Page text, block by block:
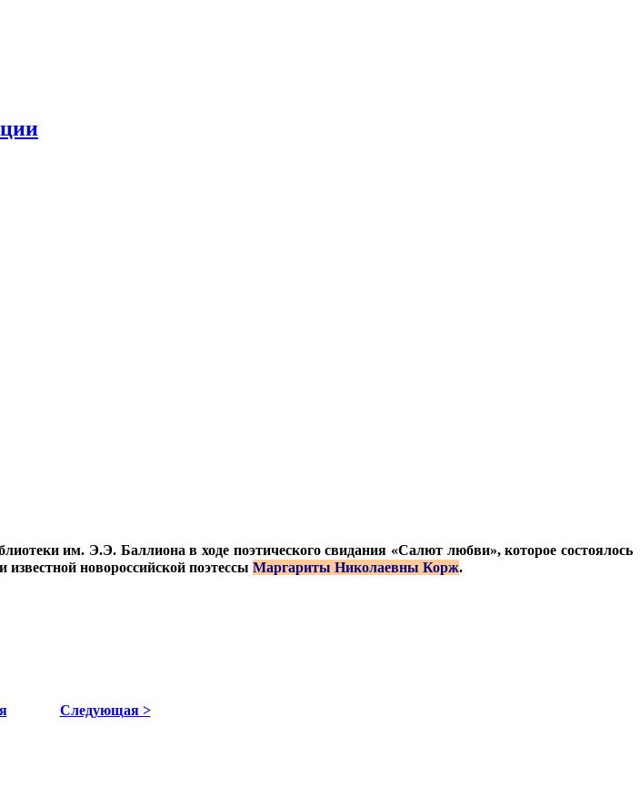
им. Э.Э. Баллиона в ходе поэтического свидания «Салют любви», которое состоялось
новороссийской поэтессы Маргариты Николаевны Корж.
Следующая >